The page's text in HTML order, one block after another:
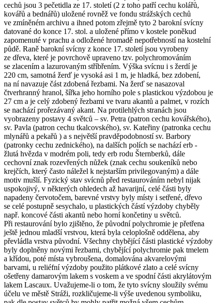
cechů jsou 3 pečetidla ze 17. století (2 z toho patří cechu kolářů,
kovářů a bednářů) uložené rovněž ve fondu strážských cechů
ve zmíněném archivu a ihned potom zřejmě tyto 2 barokní svícny
datované do konce 17. stol. a uložené přímo v kostele poněkud
zapomenuté v prachu a odložené hromadě nepotřebností na kostelní
půdě. Raně barokní svícny z konce 17. století jsou vyrobeny
ze dřeva, které je povrchově upraveno tzv. polychromováním
se zlacením a lazurovaným stříbřením. Výška svícnu i s žerdí je
220 cm, samotná žerď je vysoká asi 1 m, je hladká, bez zdobení,
na ní navazuje část zdobená řezbami. Na žerď se nasazoval
čtverhranný hranol, šířka jeho horního pole s plastickou výzdobou je
27 cm a je celý zdobený řezbami ve tvaru akantů a palmet, v rozích
se nachází prořezávaný akant. Na protilehlých stranách jsou
vyobrazeny postavy 4 světců – sv. Petra (patron cechu kovářského),
sv. Pavla (patron cechu tkalcovského), sv. Kateřiny (patronka cechu
mlynářů a pekařů ) a s největší pravděpodobností sv. Barbory
(patronky cechu zednického), na dalších polích se nachází erb -
žlutá hvězda v modrém poli, tedy erb rodu Šternberků, dále
cechovní znak rozevřených nůžek (znak cechu soukeníků nebo
krejčích, který často náležel k nejstarším privilegovaným) a dále
motiv mušlí. Fyzický stav svícnů před restaurováním nebyl nijak
uspokojivý, v některých ohledech až havarijní, celé části byly
napadeny červotočem, barevné vrstvy byly místy i setřené, dřevo
se celé postupně sesychalo, u plastických částí výzdoby chyběly
např. koncové části akantů nebo horní končetiny u světců.
Při restaurování bylo zjištěno, že původní polychromie je přetřena
ještě jednou mladší vrstvou, která byla celoplošně oddělena, aby
převládla vrstva původní. Všechny chybějící části plastické výzdoby
byly doplněny novými řezbami, chybějící polychromie pak tmelem
a křídou, poté místa vybroušena, domalována akvarelovými
barvami, u reliéfní výzdoby použito plátkové zlato a celé svícny
ošetřeny damarovým lakem s voskem a ve spodní části akrylátovým
lakem Lascaux. Uvažujeme-li o tom, že tyto svícny sloužily svému
účelu ve městě Stráži, rozkličujeme-li výše uvedenou symboliku,